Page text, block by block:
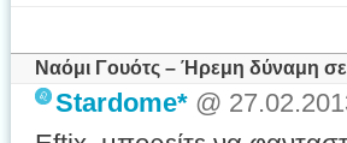
Ναόμι Γουότς – Ήρεμη δύναμη
Stardome* @